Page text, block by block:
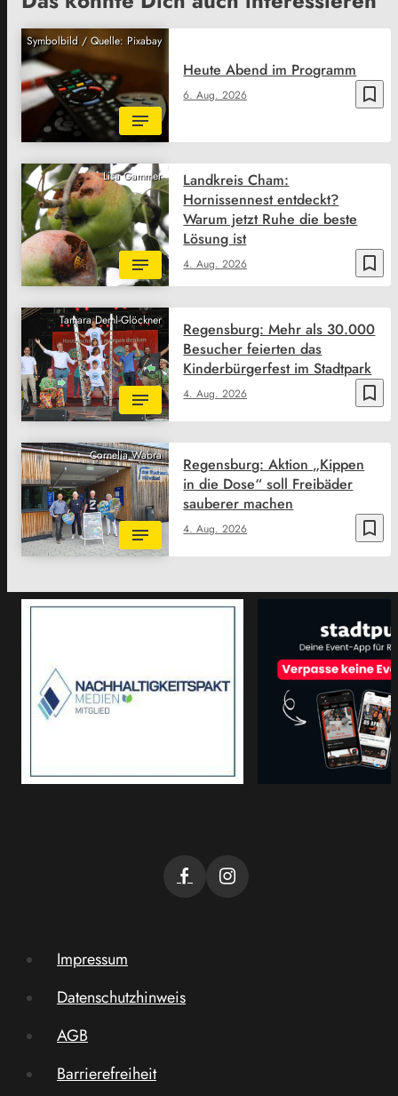
Symbolbild / Quelle: Pixabay
bookmark_border
6. Aug. 2026
Heute Abend im Programm
Lisa Gammer
bookmark_border
4. Aug. 2026
Landkreis Cham:
Hornissennest entdeckt?
Warum jetzt Ruhe die beste
Lösung ist
Tamara Deml-Glöckner
bookmark_border
4. Aug. 2026
Regensburg: Mehr als 30.000
Besucher feierten das
Kinderbürgerfest im Stadtpark
Cornelia Wabra
bookmark_border
4. Aug. 2026
Regensburg: Aktion „Kippen
in die Dose“ soll Freibäder
sauberer machen
Impressum
Datenschutzhinweis
AGB
Barrierefreiheit